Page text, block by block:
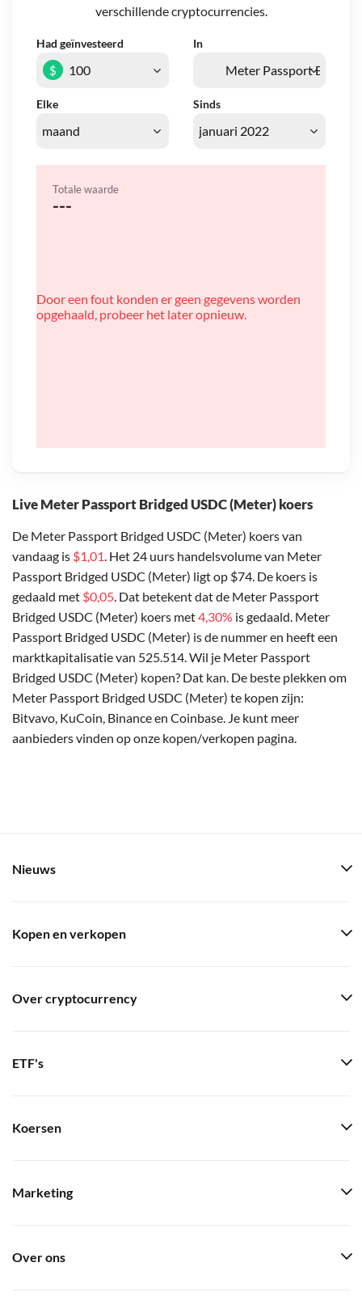
Live Meter Passport Bridged USDC (Meter) koers
De Meter Passport Bridged USDC (Meter) koers van
vandaag is $1,01. Het 24 uurs handelsvolume van Meter
Passport Bridged USDC (Meter) ligt op $74. De koers is
gedaald met $0,05. Dat betekent dat de Meter Passport
Bridged USDC (Meter) koers met4,30% is gedaald. Meter
Passport Bridged USDC (Meter) is de nummer en heeft een
marktkapitalisatie van 525.514. Wil je Meter Passport
Bridged USDC (Meter) kopen? Dat kan. De beste plekken om
Meter Passport Bridged USDC (Meter) te kopen zijn:
Bitvavo, KuCoin, Binance en Coinbase. Je kunt meer
aanbieders vinden op onze kopen/verkopen pagina.
verschillende cryptocurrencies.
Had geïnvesteerd In
Elke Sinds
$
Totale waarde
---
Door een fout konden er geen gegevens worden
opgehaald, probeer het later opnieuw.
Nieuws
Kopen en verkopen
Over cryptocurrency
ETF's
Koersen
Marketing
Over ons